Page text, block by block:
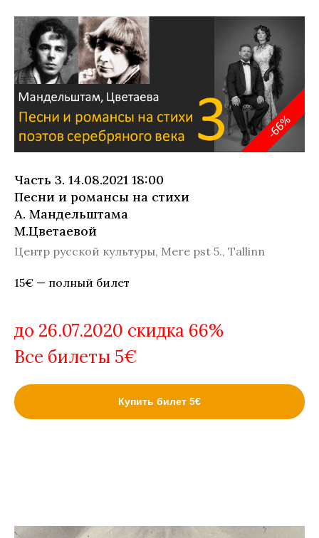
Часть 3. 14.08.2021 18:00
Песни и романсы на стихи
А. Мандельштама
М.Цветаевой
Центр русской культуры, Mere pst 5., Tallinn
15€ — полный билет
до 26.07.2020 скидка 66%
Все билеты 5€
Купить билет 5€